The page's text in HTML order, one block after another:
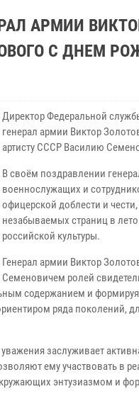
АРМИИ
С ДНЕМ
Директор Федеральной
генерал армии Виктор
артисту СССР Василию
В своём поздравлении
военнослужащих и
офицерской доблести и
незабываемых страниц в
российской культуры.
Генерал армии Виктор
Семеновичем ролей
содержанием и
ряда поколений,
заслуживает
ему участвовать в
энтузиазмом и